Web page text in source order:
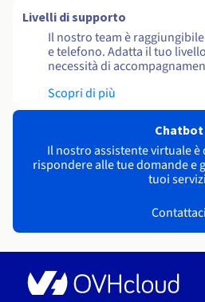
Livelli di supporto
Il nostro team è
e telefono. Adatta il tuo
necessità di
Scopri di più
Chatbot
Il nostro assistente virtuale
rispondere alle tue domande e
tuoi
Contattaci